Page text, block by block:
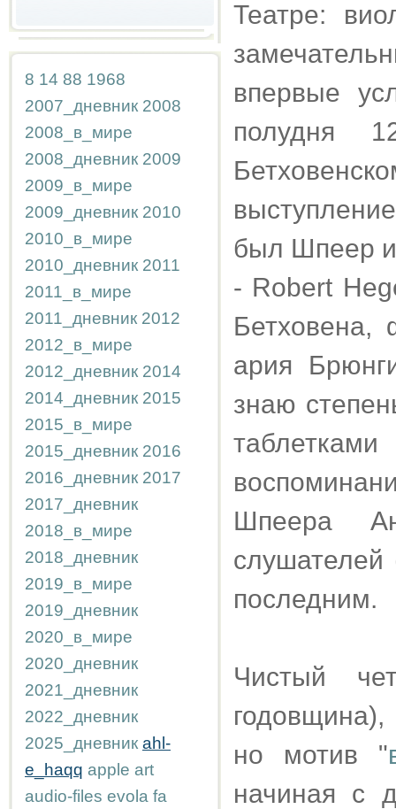
8 14 88 1968
2007_дневник 2008
2008_в_мире
2008_дневник 2009
2009_в_мире
2009_дневник 2010
2010_в_мире
2010_дневник 2011
2011_в_мире
2011_дневник 2012
2012_в_мире
2012_дневник 2014
2014_дневник 2015
2015_в_мире
2015_дневник 2016
2016_дневник 2017
2017_дневник
2018_в_мире
2018_дневник
2019_в_мире
2019_дневник
2020_в_мире
2020_дневник
2021_дневник
2022_дневник
2025_дневник ahl-
e_haqq apple art
audio-files evola fa
Театре:
впервые
полудня
был Шпеер и
- Robert
Бетховена,
ария
знаю
Шпеера
слушателей
последним.
Чистый
но мотив "
начиная с